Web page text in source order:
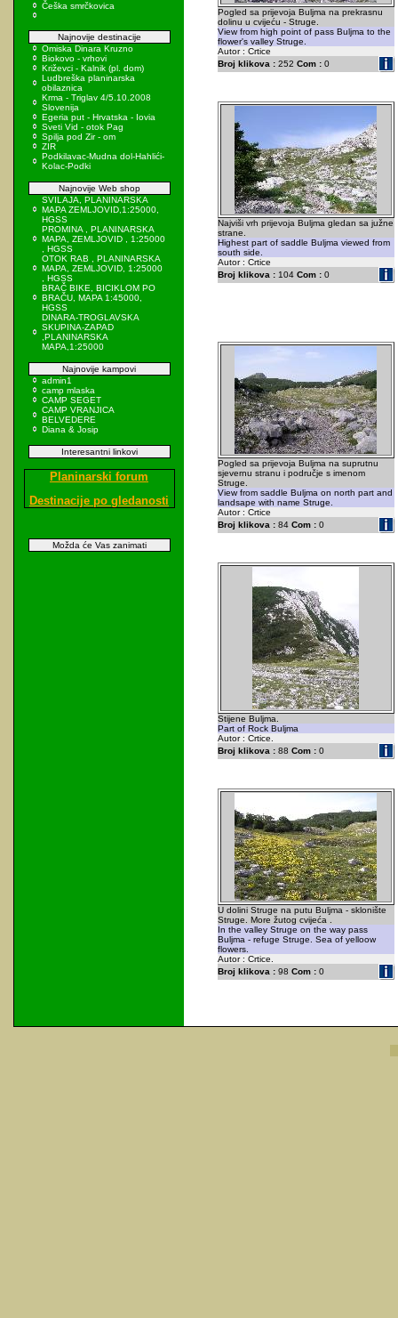
Češka smrčkovica
Najnovije destinacije
Omiska Dinara Kruzno
Biokovo - vrhovi
Križevci - Kalnik (pl. dom)
Ludbreška planinarska
obilaznica
Krma - Triglav 4/5.10.2008
Slovenija
Egeria put - Hrvatska - Iovia
Sveti Vid - otok Pag
Spilja pod Zir - om
ZIR
Podkilavac-Mudna dol-Hahlići-
Kolac-Podki
Najnovije Web shop
SVILAJA, PLANINARSKA
MAPA ZEMLJOVID,1:25000,
HGSS
PROMINA , PLANINARSKA
MAPA, ZEMLJOVID , 1:25000
, HGSS
OTOK RAB , PLANINARSKA
MAPA, ZEMLJOVID, 1:25000
, HGSS
BRAČ BIKE, BICIKLOM PO
BRAČU, MAPA 1:45000,
HGSS
DINARA-TROGLAVSKA
SKUPINA-ZAPAD
,PLANINARSKA
MAPA,1:25000
Najnovije kampovi
admin1
camp mlaska
CAMP SEGET
CAMP VRANJICA
BELVEDERE
Diana & Josip
Interesantni linkovi
Planinarski forum
Destinacije po gledanosti
Možda će Vas zanimati
Pogled sa prijevoja Buljma na prekrasnu
dolinu u cvijeću - Struge.
View from high point of pass Buljma to the
flower's valley Struge.
Autor : Crtice
Broj klikova :252 Com :0
Najviši vrh prijevoja Buljma gledan sa južne
strane.
Highest part of saddle Buljma viewed from
south side.
Autor : Crtice
Broj klikova :104 Com :0
Pogled sa prijevoja Buljma na suprutnu
sjevernu stranu i područje s imenom
Struge.
View from saddle Buljma on north part and
landsape with name Struge.
Autor : Crtice
Broj klikova :84 Com :0
Stijene Buljma.
Part of Rock Buljma
Autor : Crtice.
Broj klikova :88 Com :0
U dolini Struge na putu Buljma - sklonište
Struge. More žutog cvijeća .
In the valley Struge on the way pass
Buljma - refuge Struge. Sea of yelloow
flowers.
Autor : Crtice.
Broj klikova :98 Com :0